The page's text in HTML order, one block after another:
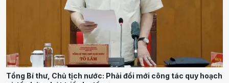
Tổng Bí thư, Chủ tịch nước: Phải đổi mới công tác quy hoạch